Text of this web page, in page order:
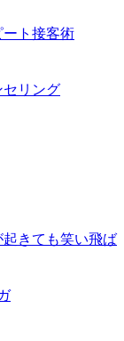
ト接客術
セリング
きても笑い飛ば